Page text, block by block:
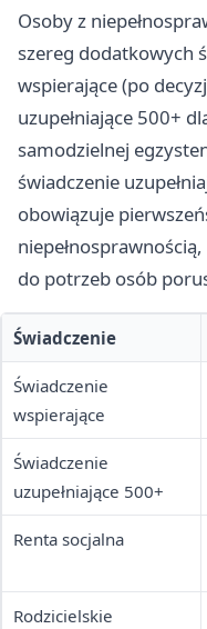
Osoby z
szereg dodatkowych
wspierające (po
uzupełniające 500+
samodzielnej
świadczenie
obowiązuje
do potrzeb osób
Świadczenie
Świadczenie
wspierające
Świadczenie
uzupełniające 500+
Renta socjalna
Rodzicielskie